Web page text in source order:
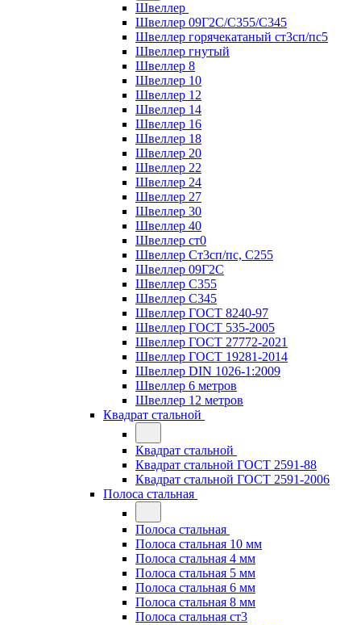
Швеллер
Швеллер 09Г2С/С355/С345
Швеллер горячекатаный ст3сп/пс5
Швеллер гнутый
Швеллер 8
Швеллер 10
Швеллер 12
Швеллер 14
Швеллер 16
Швеллер 18
Швеллер 20
Швеллер 22
Швеллер 24
Швеллер 27
Швеллер 30
Швеллер 40
Швеллер ст0
Швеллер Ст3сп/пс, С255
Швеллер 09Г2С
Швеллер С355
Швеллер С345
Швеллер ГОСТ 8240-97
Швеллер ГОСТ 535-2005
Швеллер ГОСТ 27772-2021
Швеллер ГОСТ 19281-2014
Швеллер DIN 1026-1:2009
Швеллер 6 метров
Швеллер 12 метров
Квадрат стальной
Квадрат стальной
Квадрат стальной ГОСТ 2591-88
Квадрат стальной ГОСТ 2591-2006
Полоса стальная
Полоса стальная
Полоса стальная 10 мм
Полоса стальная 4 мм
Полоса стальная 5 мм
Полоса стальная 6 мм
Полоса стальная 8 мм
Полоса стальная ст3